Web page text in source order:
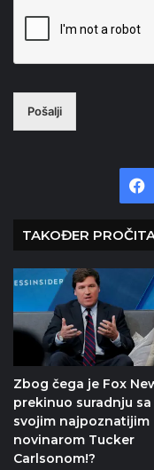
Pošalji
TAKOĐER
Zbog čega je Fox
prekinuo suradnju sa
svojim najpoznatijim
novinarom Tucker
Carlsonom!?